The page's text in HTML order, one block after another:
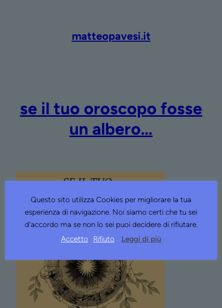
matteopavesi.it
se il tuo oroscopo fosse
un albero…
Questo sito utilizza Cookies per migliorare la tua
esperienza di navigazione. Noi siamo certi che tu sei
d'accordo ma se non lo sei puoi decidere di rifiutare.
Accetto
Rifiuto Leggi di più